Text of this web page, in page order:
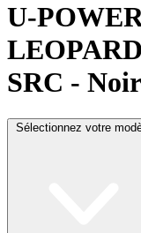
U-
SRC - Noir
Sélectionnez votre